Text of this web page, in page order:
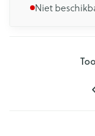
Niet